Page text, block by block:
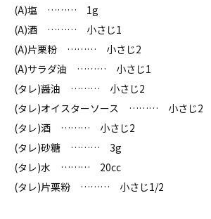
(A)塩 ……… 1g
(A)酒 ……… 小さじ1
(A)片栗粉 ……… 小さじ2
(A)サラダ油 ……… 小さじ1
(タレ)醤油 ……… 小さじ2
(タレ)オイスターソース ……… 小さじ2
(タレ)酒 ……… 小さじ2
(タレ)砂糖 ……… 3g
(タレ)水 ……… 20cc
(タレ)片栗粉 ……… 小さじ1/2